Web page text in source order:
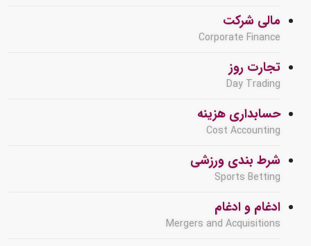
مالی شرکت
Corporate Finance
تجارت روز
Day Trading
حسابداری هزینه
Cost Accounting
شرط بندی ورزشی
Sports Betting
ادغام و ادغام
Mergers and Acquisitions